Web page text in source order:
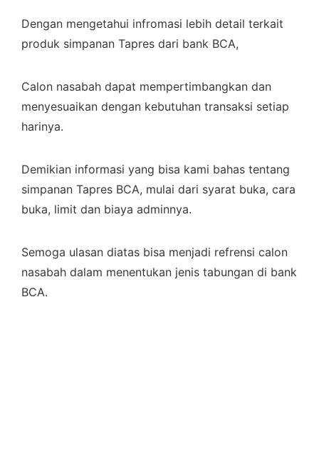
Dengan mengetahui infromasi lebih detail terkait
produk simpanan Tapres dari bank BCA,
Calon nasabah dapat mempertimbangkan dan
menyesuaikan dengan kebutuhan transaksi setiap
harinya.
Demikian informasi yang bisa kami bahas tentang
simpanan Tapres BCA, mulai dari syarat buka, cara
buka, limit dan biaya adminnya.
Semoga ulasan diatas bisa menjadi refrensi calon
nasabah dalam menentukan jenis tabungan di bank
BCA.